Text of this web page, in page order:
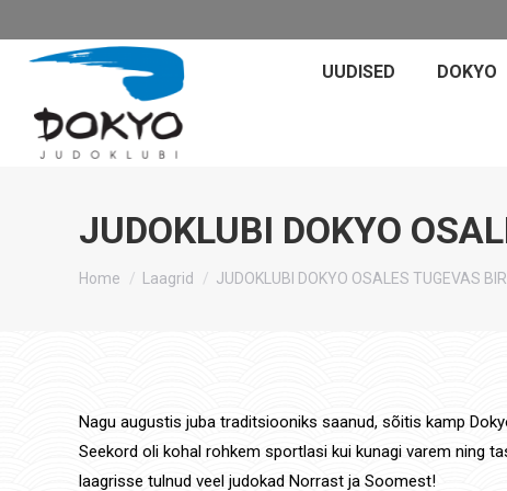
UUDISED DOKYO
JUDOKLUBI DOKYO
You are here:
Home Laagrid JUDOKLUBI DOKYO OSALES TUGEVAS
Nagu augustis juba traditsiooniks saanud, sõitis kamp
Seekord oli kohal rohkem sportlasi kui kunagi varem ning
laagrisse tulnud veel judokad Norrast ja Soomest!